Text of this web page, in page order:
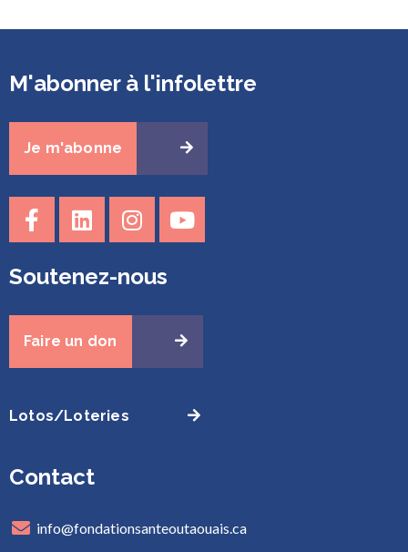
M'abonner à l'infolettre
Je m'abonne
Soutenez-nous
Faire un don
Lotos/Loteries
Contact
info@fondationsanteoutaouais.ca